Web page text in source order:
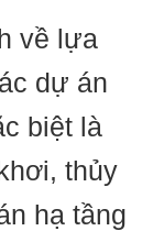
về lựa
dự án
biệt là
thủy
hạ tầng